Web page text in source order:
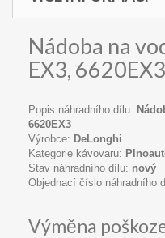
Nádoba na
EX3, 6620EX3
Popis náhradního dílu:
6620EX3
Výrobce: DeLonghi
Kategorie kávovaru:
Stav náhradního dílu: nový
Objednací číslo náhradního
Výměna